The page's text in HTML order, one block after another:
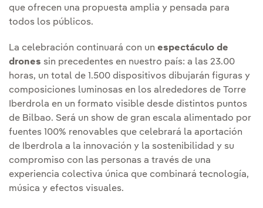
que ofrecen una propuesta amplia y pensada para
todos los públicos.
La celebración continuará con un espectáculo de
drones sin precedentes en nuestro país: a las 23.00
horas, un total de 1.500 dispositivos dibujarán figuras y
composiciones luminosas en los alrededores de Torre
Iberdrola en un formato visible desde distintos puntos
de Bilbao. Será un show de gran escala alimentado por
fuentes 100% renovables que celebrará la aportación
de Iberdrola a la innovación y la sostenibilidad y su
compromiso con las personas a través de una
experiencia colectiva única que combinará tecnología,
música y efectos visuales.